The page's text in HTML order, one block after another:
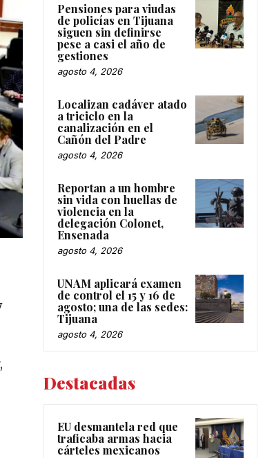
Pensiones para viudas
de policías en Tijuana
siguen sin definirse
pese a casi el año de
gestiones
agosto 4, 2026
Localizan cadáver atado
a triciclo en la
canalización en el
Cañón del Padre
agosto 4, 2026
Reportan a un hombre
sin vida con huellas de
violencia en la
delegación Colonet,
Ensenada
agosto 4, 2026
UNAM aplicará examen
de control el 15 y 16 de
agosto; una de las sedes:
Tijuana
agosto 4, 2026
Destacadas
EU desmantela red que
traficaba armas hacia
cárteles mexicanos